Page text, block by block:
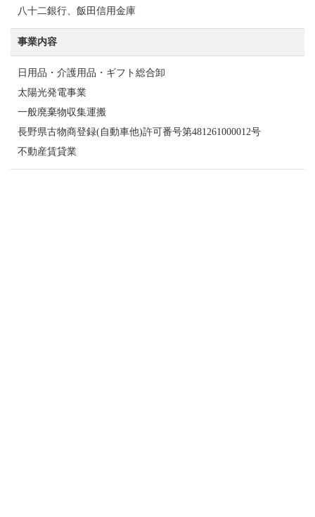
八十二銀行、飯田信用金庫
事業内容
日用品・介護用品・ギフト総合卸
太陽光発電事業
一般廃棄物収集運搬
長野県古物商登録(自動車他)許可番号第481261000012号
不動産賃貸業